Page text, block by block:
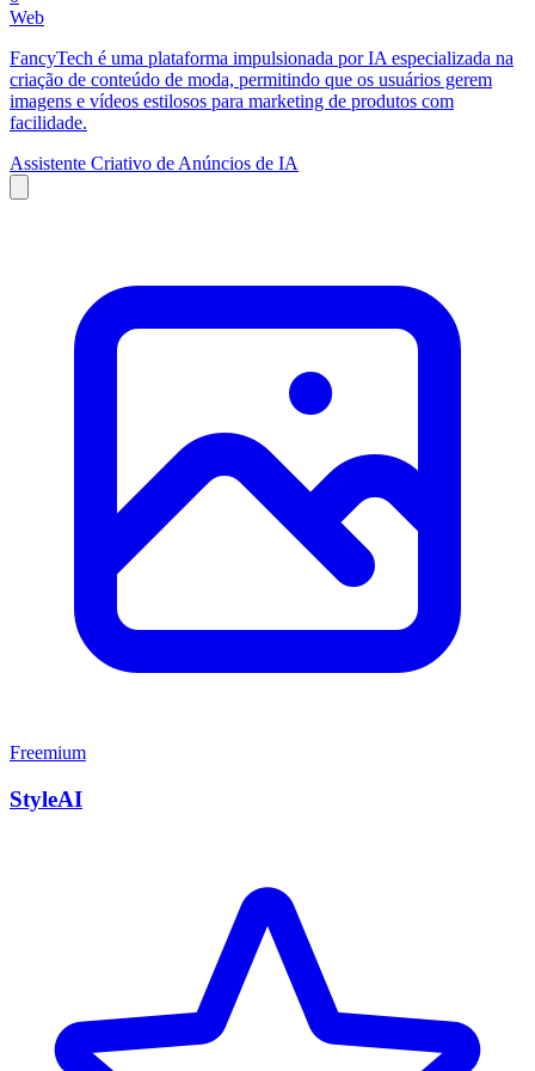
Web
FancyTech é uma plataforma impulsionada por IA especializada na
criação de conteúdo de moda, permitindo que os usuários gerem
imagens e vídeos estilosos para marketing de produtos com
facilidade.
Assistente Criativo de Anúncios de IA
Freemium
StyleAI